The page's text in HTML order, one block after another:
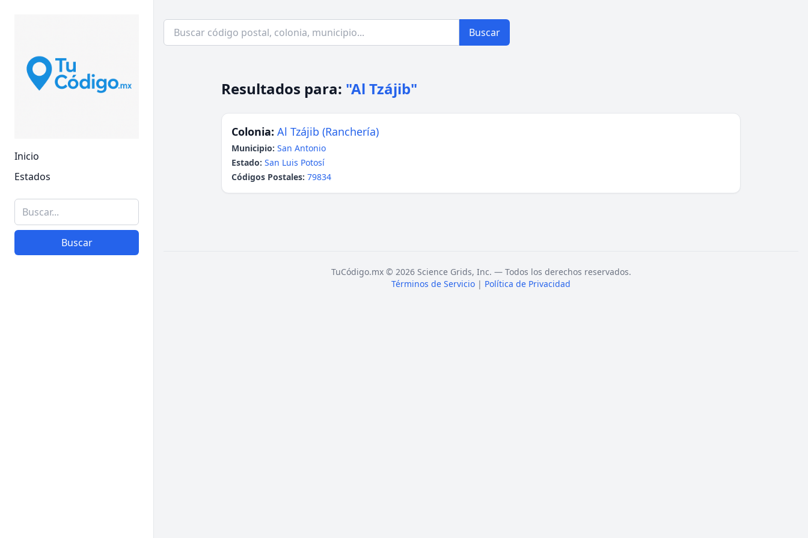
Inicio
Estados
Buscar
Buscar
Resultados para: "Al Tzájib"
Colonia: Al Tzájib (Ranchería)
Municipio: San Antonio
Estado: San Luis Potosí
Códigos Postales: 79834
TuCódigo.mx © 2026 Science Grids, Inc. — Todos los derechos reservados.
Términos de Servicio | Política de Privacidad